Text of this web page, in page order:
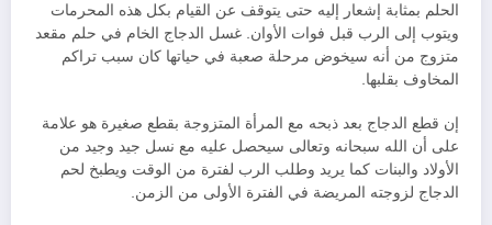
الحلم بمثابة إشعار إليه حتى يتوقف عن القيام بكل هذه المحرمات
ويتوب إلى الرب قبل فوات الأوان. غسل الدجاج الخام في حلم مقعد
متزوج من أنه سيخوض مرحلة صعبة في حياتها كان سبب تراكم
المخاوف بقلبها.
إن قطع الدجاج بعد ذبحه مع المرأة المتزوجة بقطع صغيرة هو علامة
على أن الله سبحانه وتعالى سيحصل عليه مع نسل جيد وجيد من
الأولاد والبنات كما يريد وطلب الرب لفترة من الوقت ويطبخ لحم
الدجاج لزوجته المريضة في الفترة الأولى من الزمن.